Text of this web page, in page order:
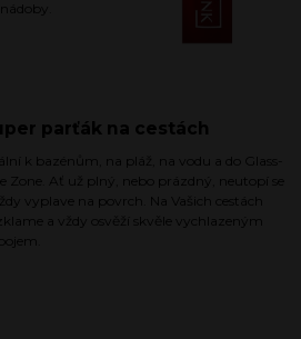
parťák na cestách
k bazénům, na pláž, na vodu a do Glass-
Zone. Ať už plný, nebo prázdný, neutopí se
vyplave na povrch. Na Vašich cestách
a vždy osvěží skvěle vychlazeným